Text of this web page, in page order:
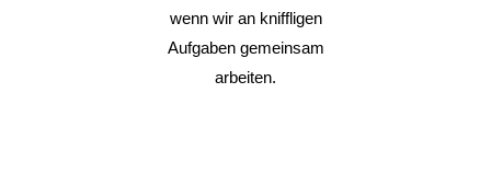
wenn wir an kniffligen
Aufgaben gemeinsam
arbeiten.